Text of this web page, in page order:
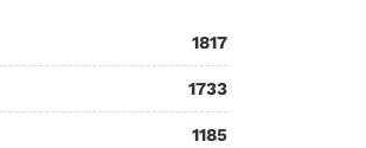
1817
1733
1185